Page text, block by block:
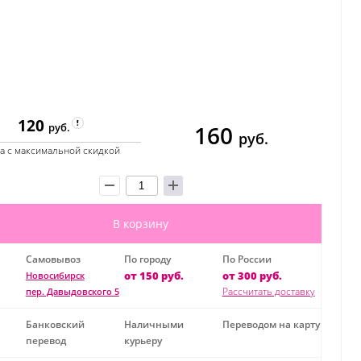
120 руб.
с максимальной скидкой 160 руб.
В корзину
Самовывоз
Новосибирск
пер. Давыдовского 5
По городу
от 150 руб.
По России
от 300 руб.
Рассчитать доставку
Банковский
перевод
Наличными
курьеру
Переводом на карту